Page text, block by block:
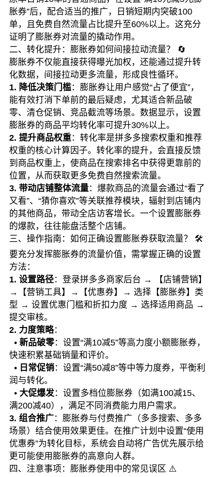
胀券”后，配合适当的推广，日销短期内突破100
单，且免费自然流量占比提升至60%以上。这充分
证明了膨胀券对流量的撬动作用。
二、转化提升：膨胀券如何间接拉动流量？ 🔄
膨胀券不仅能直接获得曝光加权，还能通过提升转
化数据，间接拉动更多流量，形成良性循环。
1. 降低决策门槛：膨胀券让用户感觉“占了便宜”，
能有效打消下单前的最后疑虑，尤其适合新品破
零、清仓促销、竞品截流等场景。数据显示，设置
膨胀券的商品平均转化率可提升30%以上。
2. 提升商品权重：转化率是拼多多搜索权重和推荐
权重的核心计算因子。转化率的提升，会直接反馈
到商品权重上，使商品在搜索排名中获得更靠前的
位置，从而获取更多免费自然搜索流量。
3. 带动店铺整体流量：爆款商品的流量会通过“看了
又看”、“猜你喜欢”等关联推荐模块，辐射到店铺内
的其他商品，带动全店访客增长。一个设置膨胀券
的爆款，往往能盘活整个店铺。
三、操作指南：如何正确设置膨胀券获取流量？ 🛠️
要充分发挥膨胀券的流量价值，需掌握正确的设置
方法：
1. 设置路径：登录拼多多商家后台 → 【店铺营销】
→【营销工具】→【优惠券】→ 选择【膨胀券】类
型 → 设置优惠门槛和折扣力度 → 选择适用商品 →
提交审核。
2. 力度策略：
•新品破零：设置“满10减5”等高力度小额膨胀券，
快速积累基础销量和评价。
• 日常促销：设置“满50减8”等中等力度券，平衡利
润与转化。
• 大促爆发：设置多档位膨胀券（如满100减15、
满200减40），满足不同消费能力用户需求。
3. 组合推广：膨胀券与付费推广（多多搜索、多多
场景）结合使用效果更佳。在推广计划中设置“使用
优惠券”为转化目标，系统会自动将广告优先展示给
更可能使用膨胀券的高意向人群。
四、注意事项：膨胀券使用中的常见误区 ⚠️